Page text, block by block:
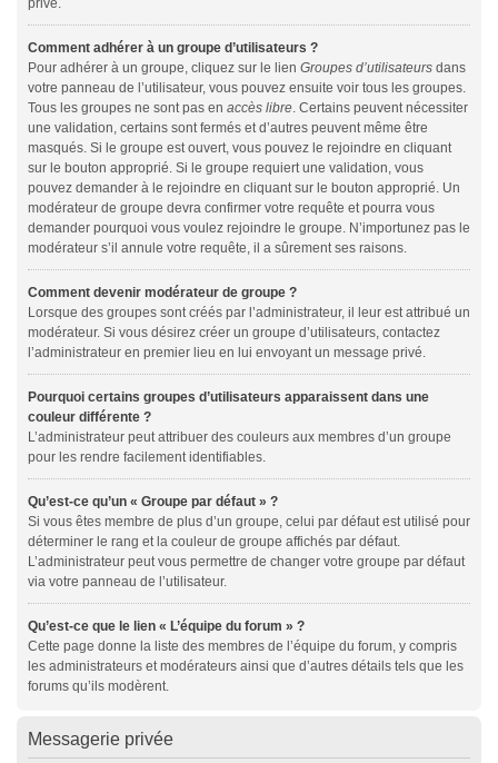
privé.
Comment adhérer à un groupe d’utilisateurs ?
Pour adhérer à un groupe, cliquez sur le lien Groupes d’utilisateurs dans
votre panneau de l’utilisateur, vous pouvez ensuite voir tous les groupes.
Tous les groupes ne sont pas en accès libre. Certains peuvent nécessiter
une validation, certains sont fermés et d’autres peuvent même être
masqués. Si le groupe est ouvert, vous pouvez le rejoindre en cliquant
sur le bouton approprié. Si le groupe requiert une validation, vous
pouvez demander à le rejoindre en cliquant sur le bouton approprié. Un
modérateur de groupe devra confirmer votre requête et pourra vous
demander pourquoi vous voulez rejoindre le groupe. N’importunez pas le
modérateur s’il annule votre requête, il a sûrement ses raisons.
Comment devenir modérateur de groupe ?
Lorsque des groupes sont créés par l’administrateur, il leur est attribué un
modérateur. Si vous désirez créer un groupe d’utilisateurs, contactez
l’administrateur en premier lieu en lui envoyant un message privé.
Pourquoi certains groupes d’utilisateurs apparaissent dans une
couleur différente ?
L’administrateur peut attribuer des couleurs aux membres d’un groupe
pour les rendre facilement identifiables.
Qu’est-ce qu’un « Groupe par défaut » ?
Si vous êtes membre de plus d’un groupe, celui par défaut est utilisé pour
déterminer le rang et la couleur de groupe affichés par défaut.
L’administrateur peut vous permettre de changer votre groupe par défaut
via votre panneau de l’utilisateur.
Qu’est-ce que le lien « L’équipe du forum » ?
Cette page donne la liste des membres de l’équipe du forum, y compris
les administrateurs et modérateurs ainsi que d’autres détails tels que les
forums qu’ils modèrent.
Messagerie privée